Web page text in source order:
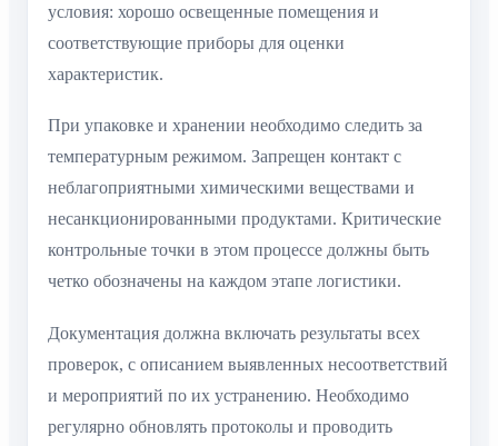
условия: хорошо освещенные помещения и
соответствующие приборы для оценки
характеристик.
При упаковке и хранении необходимо следить за
температурным режимом. Запрещен контакт с
неблагоприятными химическими веществами и
несанкционированными продуктами. Критические
контрольные точки в этом процессе должны быть
четко обозначены на каждом этапе логистики.
Документация должна включать результаты всех
проверок, с описанием выявленных несоответствий
и мероприятий по их устранению. Необходимо
регулярно обновлять протоколы и проводить